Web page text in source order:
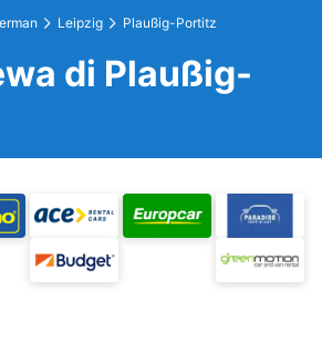
Leipzig Plaußig-Portitz
di Plaußig-